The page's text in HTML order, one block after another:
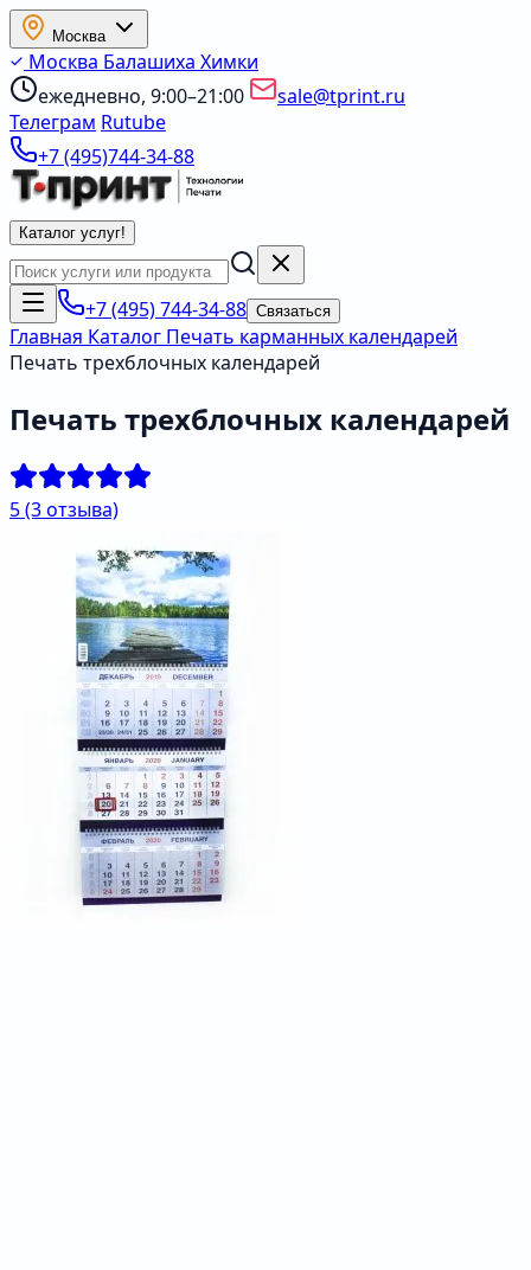
Москва
Москва Балашиха Химки
ежедневно, 9:00–21:00
sale@tprint.ru
Телеграм Rutube
+7 (495)744-34-88
Каталог услуг!
+7 (495) 744-34-88 Связаться
Главная Каталог Печать карманных календарей
Печать трехблочных календарей
Печать трехблочных календарей
5(3 отзыва)